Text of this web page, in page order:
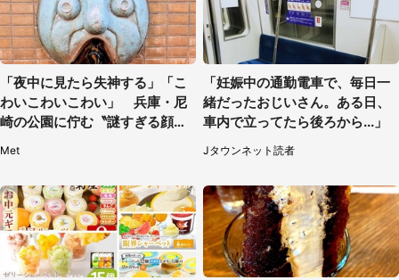
「夜中に見たら失神する」「こ
わいこわいこわい」 兵庫・尼
崎の公園に佇む〝謎すぎる顔〟
Met
「妊娠中の通勤電車で、毎日一
緒だったおじいさん。ある日、
車内で立ってたら後ろから...」
Jタウンネット読者